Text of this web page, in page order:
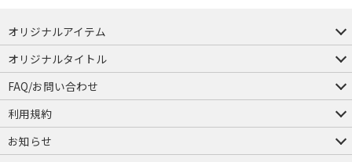
オリジナルアイテム
つままれ
つかまれ
ピョコッテ
オリジナルタイトル
アイテムヤ
ミスカトニック大學購買部
FAQ/お問い合わせ
FAQ
お問い合わせ
利用規約
会員規約・ポイント規約
特定商取引法に関する表示
プライバシーポリシー
お知らせ